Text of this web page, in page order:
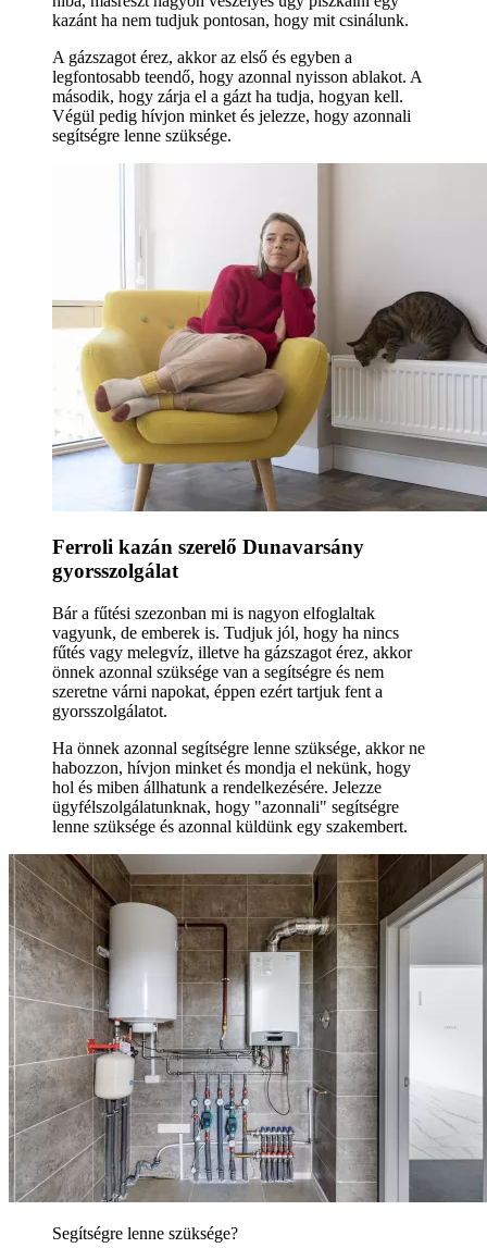
kazánt ha nem tudjuk pontosan, hogy mit csinálunk.
A gázszagot érez, akkor az első és egyben a
legfontosabb teendő, hogy azonnal nyisson ablakot. A
második, hogy zárja el a gázt ha tudja, hogyan kell.
Végül pedig hívjon minket és jelezze, hogy azonnali
segítségre lenne szüksége.
Ferroli kazán szerelő Dunavarsány
gyorsszolgálat
Bár a fűtési szezonban mi is nagyon elfoglaltak
vagyunk, de emberek is. Tudjuk jól, hogy ha nincs
fűtés vagy melegvíz, illetve ha gázszagot érez, akkor
önnek azonnal szüksége van a segítségre és nem
szeretne várni napokat, éppen ezért tartjuk fent a
gyorsszolgálatot.
Ha önnek azonnal segítségre lenne szüksége, akkor ne
habozzon, hívjon minket és mondja el nekünk, hogy
hol és miben állhatunk a rendelkezésére. Jelezze
ügyfélszolgálatunknak, hogy "azonnali" segítségre
lenne szüksége és azonnal küldünk egy szakembert.
Segítségre lenne szüksége?